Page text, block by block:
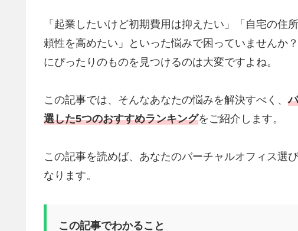
「起業したいけど初期費用は抑えたい」「自宅の
頼性を高めたい」といった悩みで困っていませんか
にぴったりのものを見つけるのは大変ですよね。
この記事では、そんなあなたの悩みを解決すべく、
選した5つのおすすめランキングをご紹介します。
この記事を読めば、あなたのバーチャルオフィス選
なります。
この記事でわかること